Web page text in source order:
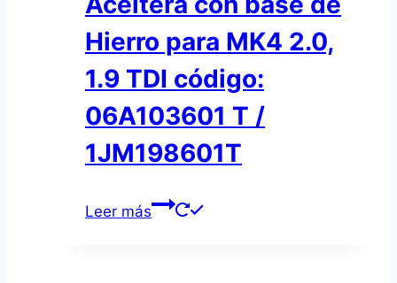
Hierro para MK4 2.0,
1.9 TDI código:
06A103601 T /
1JM198601T
Leer más